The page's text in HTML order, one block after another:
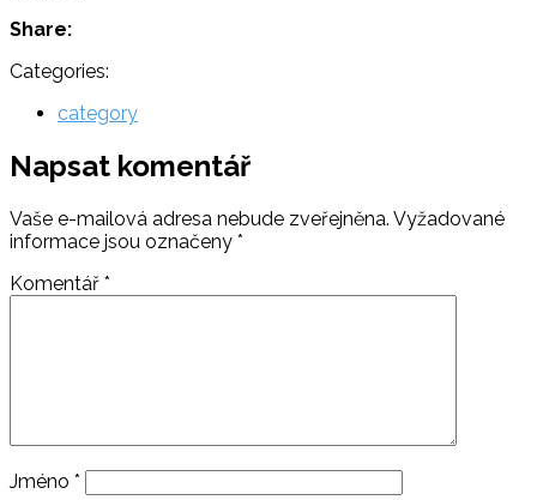
Share:
Categories:
category
Napsat komentář
Vaše e-mailová adresa nebude zveřejněna. Vyžadované
informace jsou označeny *
Komentář *
Jméno *